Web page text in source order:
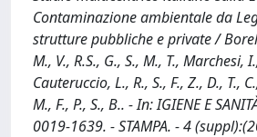
Contaminazione ambientale da
strutture pubbliche e private /
M., V., R.S., G., S., M., T., Marchesi,
Cauteruccio, L., R., S., F., Z., D., T.,
M., F., P., S., B.. - In: IGIENE E
0019-1639. - STAMPA. - 4